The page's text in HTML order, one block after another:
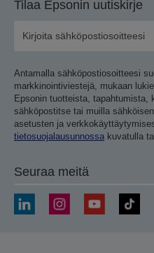
Tilaa Epsonin uutiskirje
Antamalla sähköpostiosoitteesi
markkinointiviestejä, mukaan
Epsonin tuotteista, tapahtumista,
sähköpostitse tai muilla
asetusten ja
tietosuojalausunnossa kuvatulla
Seuraa meitä